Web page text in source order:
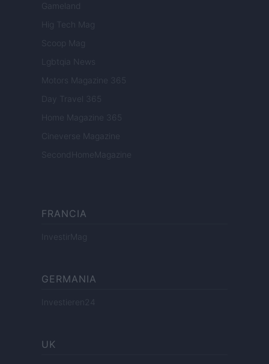
Gameland
Hig Tech Mag
Scoop Mag
Lgbtqia News
Motors Magazine 365
Day Travel 365
Home Magazine 365
Cineverse Magazine
SecondHomeMagazine
FRANCIA
InvestirMag
GERMANIA
Investieren24
UK